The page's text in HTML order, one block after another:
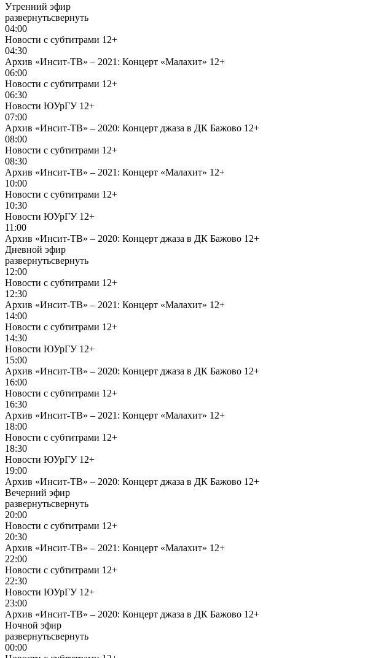
Утренний эфир
развернутьсвернуть
04:00
Новости с субтитрами 12+
04:30
Архив «Инсит-ТВ» – 2021: Концерт «Малахит» 12+
06:00
Новости с субтитрами 12+
06:30
Новости ЮУрГУ 12+
07:00
Архив «Инсит-ТВ» – 2020: Концерт джаза в ДК Бажово 12+
08:00
Новости с субтитрами 12+
08:30
Архив «Инсит-ТВ» – 2021: Концерт «Малахит» 12+
10:00
Новости с субтитрами 12+
10:30
Новости ЮУрГУ 12+
11:00
Архив «Инсит-ТВ» – 2020: Концерт джаза в ДК Бажово 12+
Дневной эфир
развернутьсвернуть
12:00
Новости с субтитрами 12+
12:30
Архив «Инсит-ТВ» – 2021: Концерт «Малахит» 12+
14:00
Новости с субтитрами 12+
14:30
Новости ЮУрГУ 12+
15:00
Архив «Инсит-ТВ» – 2020: Концерт джаза в ДК Бажово 12+
16:00
Новости с субтитрами 12+
16:30
Архив «Инсит-ТВ» – 2021: Концерт «Малахит» 12+
18:00
Новости с субтитрами 12+
18:30
Новости ЮУрГУ 12+
19:00
Архив «Инсит-ТВ» – 2020: Концерт джаза в ДК Бажово 12+
Вечерний эфир
развернутьсвернуть
20:00
Новости с субтитрами 12+
20:30
Архив «Инсит-ТВ» – 2021: Концерт «Малахит» 12+
22:00
Новости с субтитрами 12+
22:30
Новости ЮУрГУ 12+
23:00
Архив «Инсит-ТВ» – 2020: Концерт джаза в ДК Бажово 12+
Ночной эфир
развернутьсвернуть
00:00